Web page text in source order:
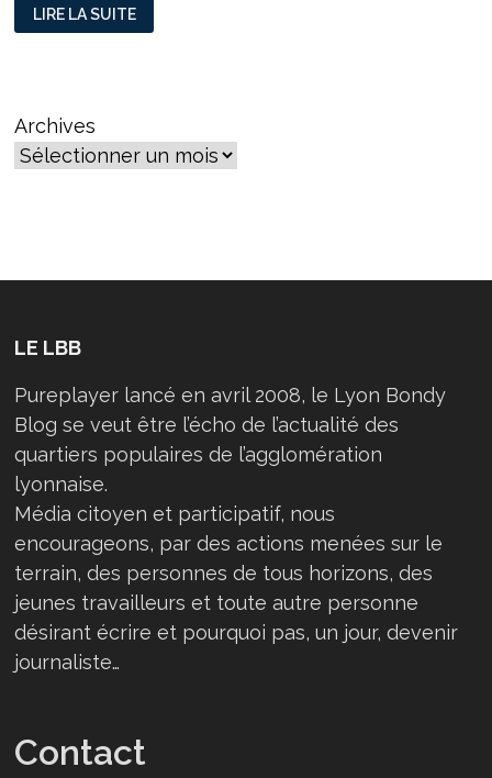
VIVRE
ENSEMBLE
AUTOUR
LIRE LA SUITE
Archives
LE LBB
Pureplayer lancé en avril 2008, le Lyon Bondy
Blog se veut être l’écho de l’actualité des
quartiers populaires de l’agglomération
lyonnaise.
Média citoyen et participatif, nous
encourageons, par des actions menées sur le
terrain, des personnes de tous horizons, des
jeunes travailleurs et toute autre personne
désirant écrire et pourquoi pas, un jour, devenir
journaliste…
Contact